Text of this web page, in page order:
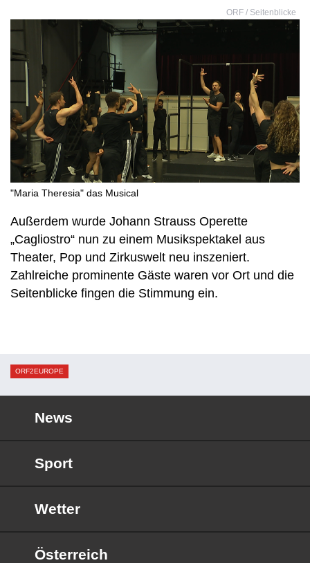
ORF / Seitenblicke
"Maria Theresia" das Musical
Außerdem wurde Johann Strauss Operette
„Cagliostro“ nun zu einem Musikspektakel aus
Theater, Pop und Zirkuswelt neu inszeniert.
Zahlreiche prominente Gäste waren vor Ort und die
Seitenblicke fingen die Stimmung ein.
ORF2EUROPE
News
Sport
Wetter
Österreich